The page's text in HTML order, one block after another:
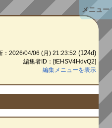
：2026/04/06 (月) 21:23:52 (124d)
編集者ID：[tEHSV4HdvQ2]
編集メニューを表示
メニュー